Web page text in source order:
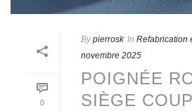
0
By pierrosk In Refabrication
novembre 2025
POIGNÉE
SIÈGE